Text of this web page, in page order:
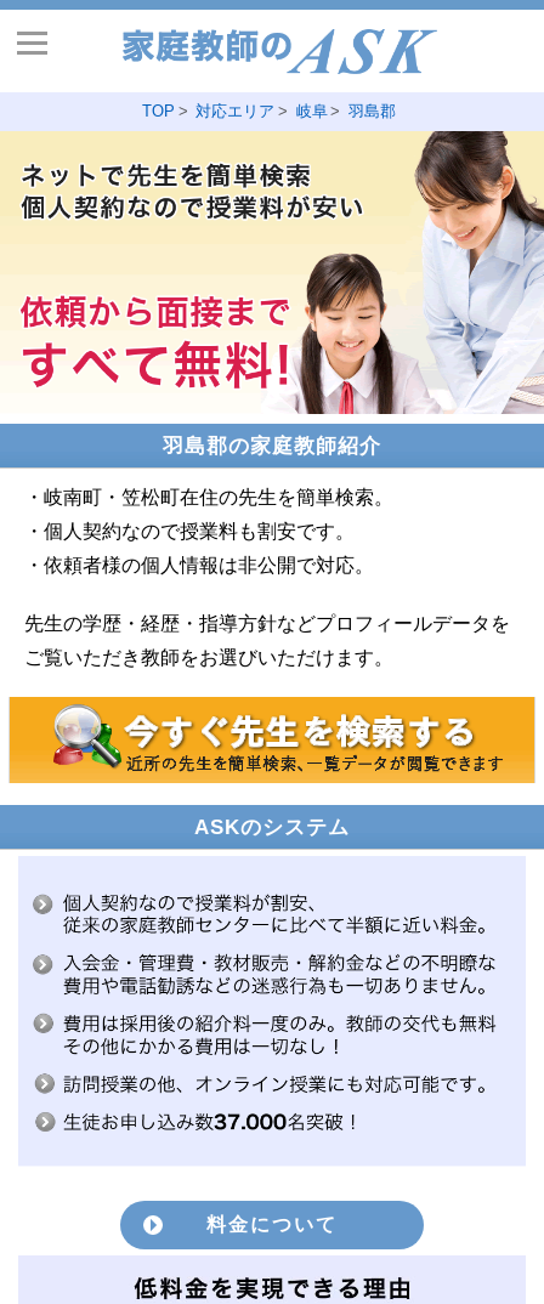
TOP 対応エリア 岐阜 羽島郡
羽島郡の家庭教師紹介
・岐南町・笠松町在住の先生を簡単検索。
・個人契約なので授業料も割安です。
・依頼者様の個人情報は非公開で対応。
先生の学歴・経歴・指導方針などプロフィールデータを
ご覧いただき教師をお選びいただけます。
ASKのシステム
料金について